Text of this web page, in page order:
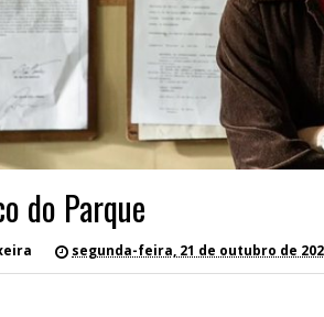
do Parque
segunda-feira, 21 de outubro de